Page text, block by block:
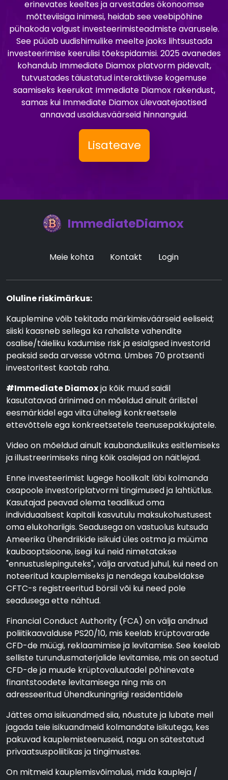
erinevates keeltes ja arvestades ökonoomse
mõtteviisiga inimesi, heidab see veebipõhine
pühakoda valgust investeerimisteadmiste avarusele.
See püüab uudishimulike meelte jaoks lihtsustada
investeerimise keerulisi tõekspidamisi. 2025 avanedes
kohandub Immediate Diamox platvorm pidevalt,
tutvustades täiustatud interaktiivse kogemuse
saamiseks keerukat Immediate Diamox rakendust,
samas kui Immediate Diamox ülevaatejaotised
annavad usaldusväärseid hinnanguid.
Lisateave
ImmediateDiamox
Meie kohta Kontakt Login
Oluline riskimärkus:
Kauplemine võib tekitada märkimisväärseid eeliseid;
siiski kaasneb sellega ka rahaliste vahendite
osalise/täieliku kadumise risk ja esialgsed investorid
peaksid seda arvesse võtma. Umbes 70 protsenti
investoritest kaotab raha.
#Immediate Diamoxja kõik muud saidil
kasutatavad ärinimed on mõeldud ainult ärilistel
eesmärkidel ega viita ühelegi konkreetsele
ettevõttele ega konkreetsetele teenusepakkujatele.
Video on mõeldud ainult kaubanduslikuks esitlemiseks
ja illustreerimiseks ning kõik osalejad on näitlejad.
Enne investeerimist lugege hoolikalt läbi kolmanda
osapoole investoriplatvormi tingimused ja lahtiütlus.
Kasutajad peavad olema teadlikud oma
individuaalsest kapitali kasvutulu maksukohustusest
oma elukohariigis. Seadusega on vastuolus kutsuda
Ameerika Ühendriikide isikuid üles ostma ja müüma
kaubaoptsioone, isegi kui neid nimetatakse
"ennustuslepinguteks", välja arvatud juhul, kui need on
noteeritud kauplemiseks ja nendega kaubeldakse
CFTC-s registreeritud börsil või kui need pole
seadusega ette nähtud.
Financial Conduct Authority (FCA) on välja andnud
poliitikaavalduse PS20/10, mis keelab krüptovarade
CFD-de müügi, reklaamimise ja levitamise. See keelab
selliste turundusmaterjalide levitamise, mis on seotud
CFD-de ja muude krüptovaluutadel põhinevate
finantstoodete levitamisega ning mis on
adresseeritud Ühendkuningriigi residentidele
Jättes oma isikuandmed siia, nõustute ja lubate meil
jagada teie isikuandmeid kolmandate isikutega, kes
pakuvad kauplemisteenuseid, nagu on sätestatud
privaatsuspoliitikas ja tingimustes.
On mitmeid kauplemisvõimalusi, mida kaupleja /